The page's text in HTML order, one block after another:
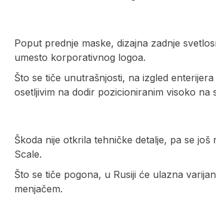
Poput prednje maske, dizajna zadnje
umesto korporativnog logoa.
Što se tiče unutrašnjosti, na izgled
osetljivim na dodir pozicioniranim visoko
Škoda nije otkrila tehničke detalje, pa se
Scale.
Što se tiče pogona, u Rusiji će ulazna
menjačem.